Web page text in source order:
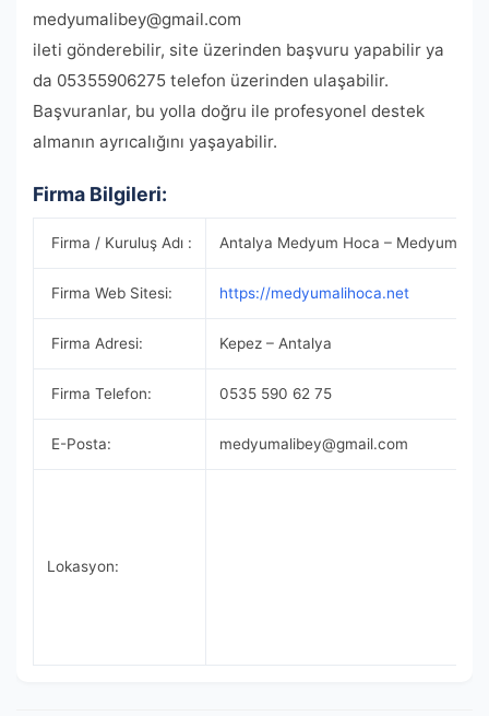
medyumalibey@gmail.com
ileti gönderebilir, site üzerinden başvuru yapabilir ya
da 05355906275 telefon üzerinden ulaşabilir.
Başvuranlar, bu yolla doğru ile profesyonel destek
almanın ayrıcalığını yaşayabilir.
Firma Bilgileri:
Firma / Kuruluş Adı : Antalya Medyum Hoca – Medyum Ali
Firma Web Sitesi: https://medyumalihoca.net
Firma Adresi: Kepez – Antalya
Firma Telefon: 0535 590 62 75
E-Posta: medyumalibey@gmail.com
Lokasyon: